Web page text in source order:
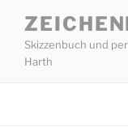
Inhalt
springen
Skizzenbuch und
Harth